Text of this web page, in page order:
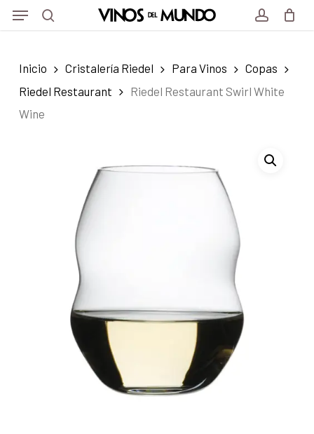
Skip
content
Menu
Inicio Cristalería Riedel Para Vinos
Copas
Riedel Restaurant
Riedel Restaurant Swirl White
Wine
Menu